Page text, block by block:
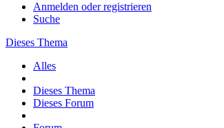
Anmelden oder registrieren
Suche
Dieses Thema
Alles
Dieses Thema
Dieses Forum